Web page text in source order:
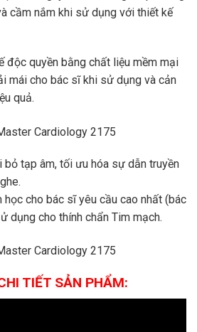
cầm nắm khi sử dụng với thiết kế
độc quyền bằng chất liệu mềm mại
mái cho bác sĩ khi sử dụng và cản
quả.
bỏ tạp âm, tối ưu hóa sự dẫn truyền
cho bác sĩ yêu cầu cao nhất (bác
dụng cho thính chẩn Tim mạch.
TIẾT SẢN PHẨM: